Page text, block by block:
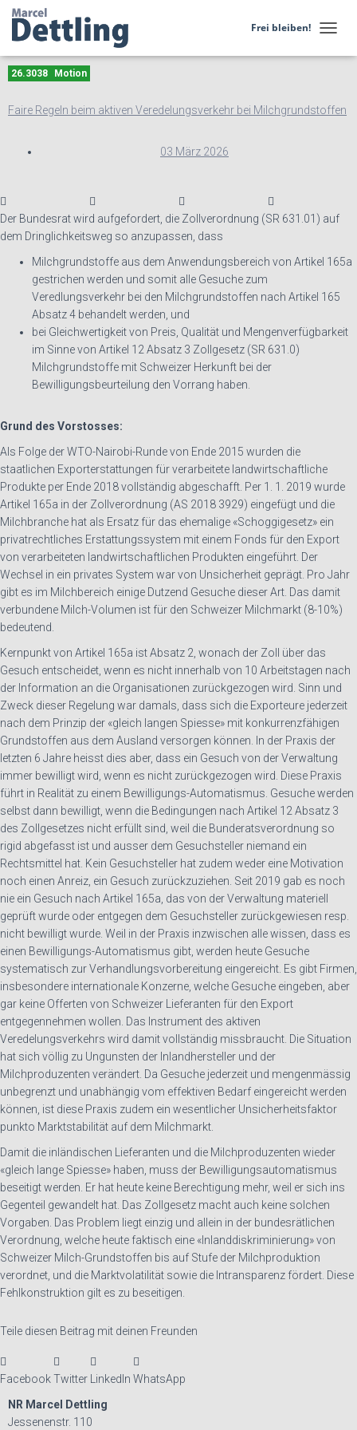
Frei bleiben!
A
A
S
A
T
N
26.3038 Motion
Faire Regeln beim aktiven Veredelungsverkehr bei Milchgrundstoffen
03 März 2026
Der Bundesrat wird aufgefordert, die Zollverordnung (SR 631.01) auf
dem Dringlichkeitsweg so anzupassen, dass
Milchgrundstoffe aus dem Anwendungsbereich von Artikel 165a
gestrichen werden und somit alle Gesuche zum
Veredlungsverkehr bei den Milchgrundstoffen nach Artikel 165
Absatz 4 behandelt werden, und
bei Gleichwertigkeit von Preis, Qualität und Mengenverfügbarkeit
im Sinne von Artikel 12 Absatz 3 Zollgesetz (SR 631.0)
Milchgrundstoffe mit Schweizer Herkunft bei der
Bewilligungsbeurteilung den Vorrang haben.
Grund des Vorstosses:
Als Folge der WTO-Nairobi-Runde von Ende 2015 wurden die
staatlichen Exporterstattungen für verarbeitete landwirtschaftliche
Produkte per Ende 2018 vollständig abgeschafft. Per 1. 1. 2019 wurde
Artikel 165a in der Zollverordnung (AS 2018 3929) eingefügt und die
Milchbranche hat als Ersatz für das ehemalige «Schoggigesetz» ein
privatrechtliches Erstattungssystem mit einem Fonds für den Export
von verarbeiteten landwirtschaftlichen Produkten eingeführt. Der
Wechsel in ein privates System war von Unsicherheit geprägt. Pro Jahr
gibt es im Milchbereich einige Dutzend Gesuche dieser Art. Das damit
verbundene Milch-Volumen ist für den Schweizer Milchmarkt (8-10%)
bedeutend.
Kernpunkt von Artikel 165a ist Absatz 2, wonach der Zoll über das
Gesuch entscheidet, wenn es nicht innerhalb von 10 Arbeitstagen nach
der Information an die Organisationen zurückgezogen wird. Sinn und
Zweck dieser Regelung war damals, dass sich die Exporteure jederzeit
nach dem Prinzip der «gleich langen Spiesse» mit konkurrenzfähigen
Grundstoffen aus dem Ausland versorgen können. In der Praxis der
letzten 6 Jahre heisst dies aber, dass ein Gesuch von der Verwaltung
immer bewilligt wird, wenn es nicht zurückgezogen wird. Diese Praxis
führt in Realität zu einem Bewilligungs-Automatismus. Gesuche werden
selbst dann bewilligt, wenn die Bedingungen nach Artikel 12 Absatz 3
des Zollgesetzes nicht erfüllt sind, weil die Bunderatsverordnung so
rigid abgefasst ist und ausser dem Gesuchsteller niemand ein
Rechtsmittel hat. Kein Gesuchsteller hat zudem weder eine Motivation
noch einen Anreiz, ein Gesuch zurückzuziehen. Seit 2019 gab es noch
nie ein Gesuch nach Artikel 165a, das von der Verwaltung materiell
geprüft wurde oder entgegen dem Gesuchsteller zurückgewiesen resp.
nicht bewilligt wurde. Weil in der Praxis inzwischen alle wissen, dass es
einen Bewilligungs-Automatismus gibt, werden heute Gesuche
systematisch zur Verhandlungsvorbereitung eingereicht. Es gibt Firmen,
insbesondere internationale Konzerne, welche Gesuche eingeben, aber
gar keine Offerten von Schweizer Lieferanten für den Export
entgegennehmen wollen. Das Instrument des aktiven
Veredelungsverkehrs wird damit vollständig missbraucht. Die Situation
hat sich völlig zu Ungunsten der Inlandhersteller und der
Milchproduzenten verändert. Da Gesuche jederzeit und mengenmässig
unbegrenzt und unabhängig vom effektiven Bedarf eingereicht werden
können, ist diese Praxis zudem ein wesentlicher Unsicherheitsfaktor
punkto Marktstabilität auf dem Milchmarkt.
Damit die inländischen Lieferanten und die Milchproduzenten wieder
«gleich lange Spiesse» haben, muss der Bewilligungsautomatismus
beseitigt werden. Er hat heute keine Berechtigung mehr, weil er sich ins
Gegenteil gewandelt hat. Das Zollgesetz macht auch keine solchen
Vorgaben. Das Problem liegt einzig und allein in der bundesrätlichen
Verordnung, welche heute faktisch eine «Inlanddiskriminierung» von
Schweizer Milch-Grundstoffen bis auf Stufe der Milchproduktion
verordnet, und die Marktvolatilität sowie die Intransparenz fördert. Diese
Fehlkonstruktion gilt es zu beseitigen.
Teile diesen Beitrag mit deinen Freunden
FacebookTwitter LinkedIn WhatsApp
NR Marcel Dettling
Jessenenstr. 110